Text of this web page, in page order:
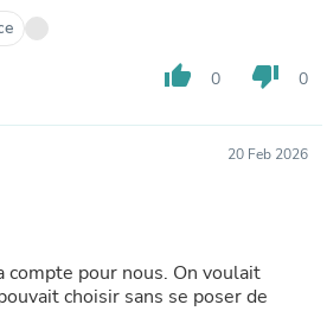
thumb_up 0 thumb_down 0
20 Feb 2026
compte pour nous. On voulait
choisir sans se poser de